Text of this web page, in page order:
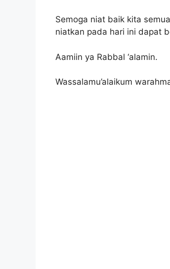
Semoga niat baik kita
niatkan pada hari ini dapat
Aamiin ya Rabbal ‘alamin.
Wassalamu’alaikum